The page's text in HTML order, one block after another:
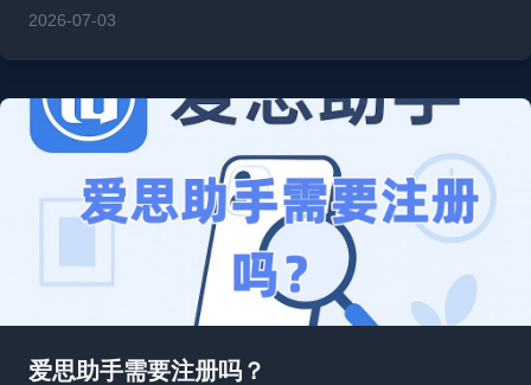
2026-07-03
爱思助手需要注册吗？